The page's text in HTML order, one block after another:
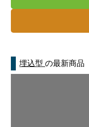
埋込型の最新商品